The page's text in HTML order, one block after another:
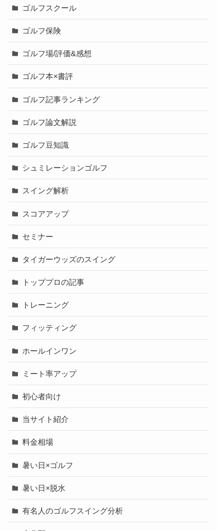
ゴルフスクール
ゴルフ保険
ゴルフ場/評価&感想
ゴルフ本×書評
ゴルフ記事ランキング
ゴルフ論文解説
ゴルフ豆知識
シュミレーションゴルフ
スイング解析
スコアアップ
セミナー
タイガーウッズのスイング
トッププロの記事
トレーニング
フィッティング
ホールインワン
ミート率アップ
初心者向け
当サイト紹介
料金相場
暑い日×ゴルフ
暑い日×脱水
有名人のゴルフスイング分析